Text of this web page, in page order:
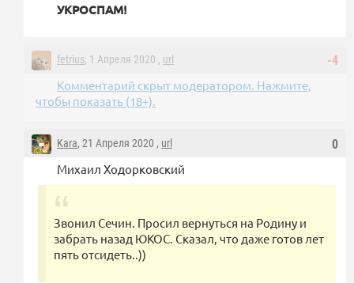
УКРОСПАМ!
-4
fetrius, 1 Апреля 2020 , url
Комментарий скрыт модератором. Нажмите,
чтобы показать (18+).
0
Kara, 21 Апреля 2020 , url
Михаил Ходорковский
Звонил Сечин. Просил вернуться на Родину и
забрать назад ЮКОС. Сказал, что даже готов лет
пять отсидеть..))